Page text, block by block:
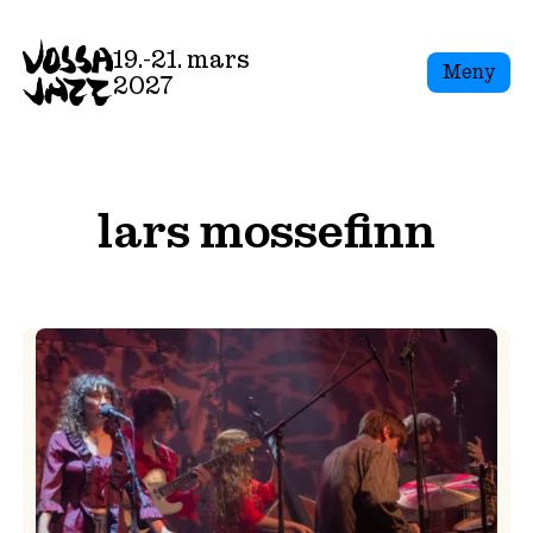
to
content
19.-21. mars
2027
Meny
lars mossefinn